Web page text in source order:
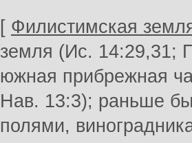
[ Филистимская
земля (Ис. 14:29,31;
южная прибрежная
Нав. 13:3); раньше
полями,